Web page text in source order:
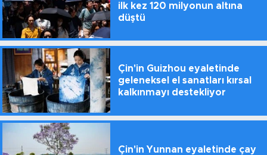
ilk kez 120 milyonun altına
düştü
Çin'in Guizhou eyaletinde
geleneksel el sanatları kırsal
kalkınmayı destekliyor
Çin'in Yunnan eyaletinde çay